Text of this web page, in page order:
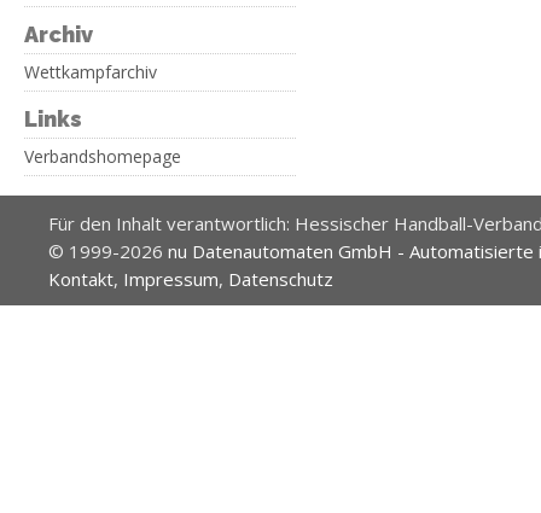
Archiv
Wettkampfarchiv
Links
Verbandshomepage
Für den Inhalt verantwortlich: Hessischer Handball-
© 1999-2026 nu Datenautomaten GmbH -
Kontakt, Impressum, Datenschutz